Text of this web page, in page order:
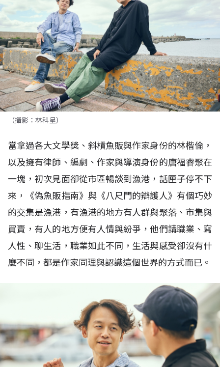
（攝影：林科呈）
當拿過各大文學獎、斜槓魚販與作家身份的林楷倫，
以及擁有律師、編劇、作家與導演身份的唐福睿聚在
一塊，初次見面卻從市區暢談到漁港，話匣子停不下
來，《偽魚販指南》與《八尺門的辯護人》有個巧妙
的交集是漁港，有漁港的地方有人群與聚落、市集與
買賣，有人的地方便有人情與紛爭，他們講職業、寫
人性、聊生活，職業如此不同，生活與感受卻沒有什
麼不同，都是作家同理與認識這個世界的方式而已。